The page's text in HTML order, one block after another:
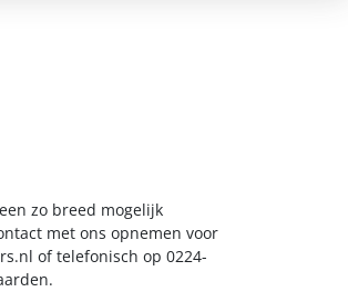
zo breed mogelijk
met ons opnemen voor
of telefonisch op 0224-